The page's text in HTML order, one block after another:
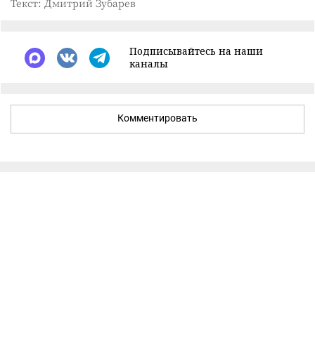
Текст: Дмитрий Зубарев
Подписывайтесь на наши
каналы
Комментировать